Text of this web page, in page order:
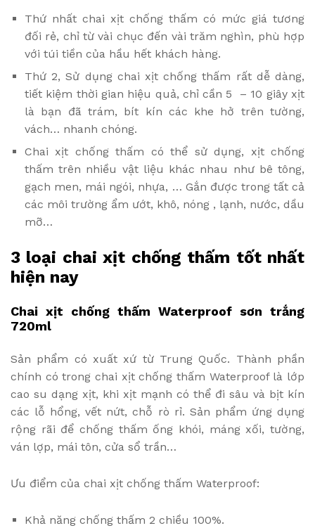
Thứ nhất chai xịt chống thấm có mức giá tương
đối rẻ, chỉ từ vài chục đến vài trăm nghìn, phù hợp
với túi tiền của hầu hết khách hàng.
Thứ 2, Sử dụng chai xịt chống thấm rất dễ dàng,
tiết kiệm thời gian hiệu quả, chỉ cần 5 – 10 giây xịt
là bạn đã trám, bít kín các khe hở trên tường,
vách… nhanh chóng.
Chai xịt chống thấm có thể sử dụng, xịt chống
thấm trên nhiều vật liệu khác nhau như bê tông,
gạch men, mái ngói, nhựa, … Gắn được trong tất cả
các môi trường ẩm ướt, khô, nóng , lạnh, nước, dầu
mỡ…
3 loại chai xịt chống thấm tốt nhất
hiện nay
Chai xịt chống thấm Waterproof sơn trắng
720ml
Sản phẩm có xuất xứ từ Trung Quốc. Thành phần
chính có trong chai xịt chống thấm Waterproof là lớp
cao su dạng xịt, khi xịt mạnh có thể đi sâu và bịt kín
các lỗ hổng, vết nứt, chỗ rò rỉ. Sản phẩm ứng dụng
rộng rãi để chống thấm ống khói, máng xối, tường,
ván lợp, mái tôn, cửa sổ trần…
Ưu điểm của chai xịt chống thấm Waterproof:
Khả năng chống thấm 2 chiều 100%.